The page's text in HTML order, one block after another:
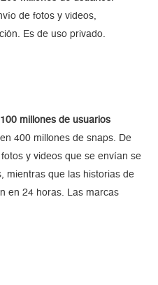
de fotos y videos,
Es de uso privado.
millones de usuarios
400 millones de snaps. De
y videos que se envían se
mientras que las historias de
en 24 horas. Las marcas